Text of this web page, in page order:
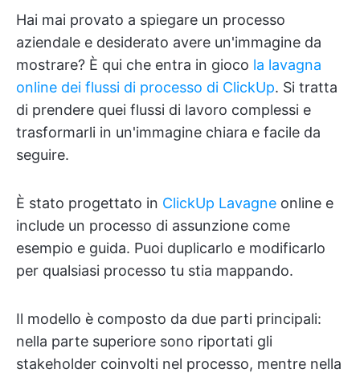
Hai mai provato a spiegare un processo
aziendale e desiderato avere un'immagine da
mostrare? È qui che entra in gioco la lavagna
online dei flussi di processo di ClickUp. Si tratta
di prendere quei flussi di lavoro complessi e
trasformarli in un'immagine chiara e facile da
seguire.
È stato progettato in ClickUp Lavagne online e
include un processo di assunzione come
esempio e guida. Puoi duplicarlo e modificarlo
per qualsiasi processo tu stia mappando.
Il modello è composto da due parti principali:
nella parte superiore sono riportati gli
stakeholder coinvolti nel processo, mentre nella